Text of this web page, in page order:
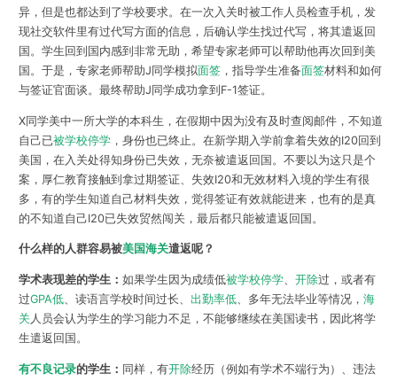
异，但是也都达到了学校要求。 在一次入关时被工作人员检查手机，发
现社交软件里有过代写方面的信息，后确认学生找过代写，将其遣返回
国。 学生回到国内感到非常无助，希望专家老师可以帮助他再次回到美
国。 于是，专家老师帮助J同学模拟面签，指导学生准备面签材料和如何
与签证官面谈。 最终帮助J同学成功拿到F-1签证。
X同学美中一所大学的本科生，在假期中因为没有及时查阅邮件，不知道
自己已被学校停学，身份也已终止。 在新学期入学前拿着失效的I20回到
美国，在入关处得知身份已失效，无奈被遣返回国。 不要以为这只是个
案，厚仁教育接触到拿过期签证、失效I20和无效材料入境的学生有很
多，有的学生知道自己材料失效，觉得签证有效就能进来，也有的是真
的不知道自己I20已失效贸然闯关，最后都只能被遣返回国。
什么样的人群容易被美国海关遣返呢？
学术表现差的学生： 如果学生因为成绩低被学校停学、 开除过，或者有
过GPA低、读语言学校时间过长、 出勤率低、多年无法毕业等情况， 海
关人员会认为学生的学习能力不足，不能够继续在美国读书，因此将学
生遣返回国。
有不良记录的学生： 同样，有开除经历（例如有学术不端行为）、违法